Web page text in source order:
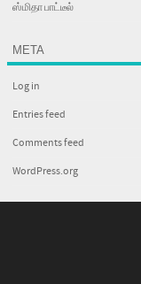
ஸ்மிதா பாட்டீல்
META
Log in
Entries feed
Comments feed
WordPress.org